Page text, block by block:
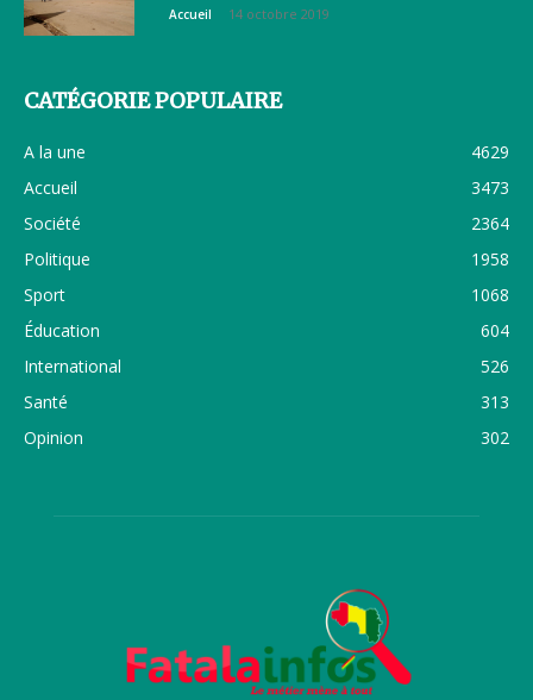
Accueil 14 octobre 2019
CATÉGORIE POPULAIRE
A la une
4629
Accueil
3473
Société
2364
Politique
1958
Sport
1068
Éducation
604
International
526
Santé
313
Opinion
302